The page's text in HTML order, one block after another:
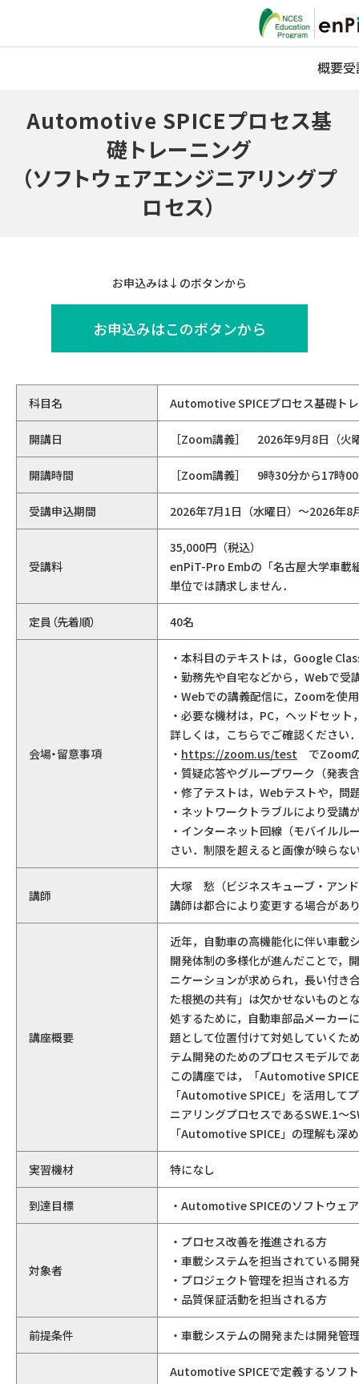
概要
Automotive SPICEプロセス基
礎トレーニング
（ソフトウェアエンジニアリングプ
ロセス）
お申込みは↓のボタンから
お申込みはこのボタンから
科目名 Automotive SPICEプロセス基礎ト
開講日 ［Zoom講義］ 2026年9月8日（火
開講時間 ［Zoom講義］ 9時30分から17時
受講申込期間 2026年7月1日（水曜日）～2026年8
受講料
35,000円（税込）
enPiT-Pro Embの「名古屋大学車載
単位では請求しません．
定員（先着順） 40名
会場・留意事項
・本科目のテキストは，Google
・勤務先や自宅などから，Webで受
・Webでの講義配信に，Zoomを使
・必要な機材は，PC，ヘッドセッ
詳しくは，こちらでご確認ください
・ https://zoom.us/test でZoom
・質疑応答やグループワーク（発表
・修了テストは，Webテストや，
・ネットワークトラブルにより受講
・インターネット回線（モバイルル
さい．制限を超えると画像が映らな
講師
大塚 愁（ビジネスキューブ・アン
講師は都合により変更する場合があ
講座概要
近年，自動車の高機能化に伴い車載
開発体制の多様化が進んだことで，
ニケーションが求められ，長い付き
た根拠の共有」は欠かせないものと
処するために，自動車部品メーカー
題として位置付けて対処していくた
テム開発のためのプロセスモデル
この講座では，「Automotive
「Automotive SPICE」を活用して
ニアリングプロセスであるSWE.1～
「Automotive SPICE」の理解も深
実習機材 特になし
到達目標 ・Automotive SPICEのソフトウェ
対象者
・プロセス改善を推進される方
・車載システムを担当されている開
・プロジェクト管理を担当される方
・品質保証活動を担当される方
前提条件 ・車載システムの開発または開発管
Automotive SPICEで定義するソフ